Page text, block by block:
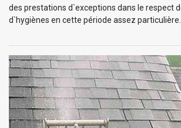
des prestations d`exceptions dans le respect
d`hygiènes en cette période assez particulière.